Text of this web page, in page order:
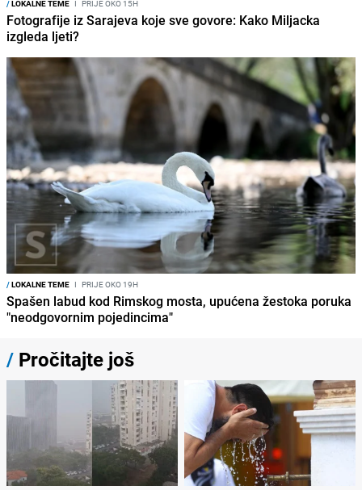
/LOKALNE TEME I PRIJE OKO 15H
Fotografije iz Sarajeva koje sve govore: Kako Miljacka
izgleda ljeti?
/LOKALNE TEME I PRIJE OKO 19H
Spašen labud kod Rimskog mosta, upućena žestoka poruka
"neodgovornim pojedincima"
/ Pročitajte još